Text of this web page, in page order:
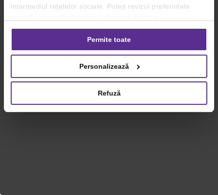
intermediul rețelelor sociale. Puteți revizui preferințele
consimțământul oricând, făcând click pe linkul către
setările dvs. de cookie-uri.
privind utilizarea modulelor cookie.Detalii
Permite toate
Personalizează
Refuză